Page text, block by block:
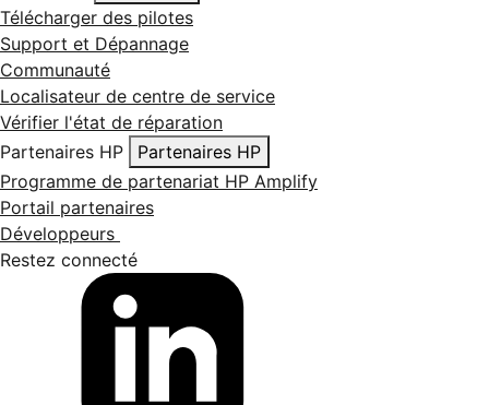
Télécharger des pilotes
Support et Dépannage
Communauté
Localisateur de centre de service
Vérifier l'état de réparation
Partenaires HP
Partenaires HP
Programme de partenariat HP Amplify
Portail partenaires
Développeurs
Restez connecté